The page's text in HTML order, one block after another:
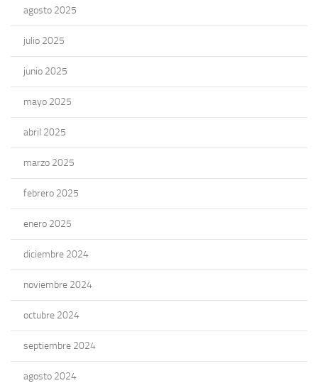
agosto 2025
julio 2025
junio 2025
mayo 2025
abril 2025
marzo 2025
febrero 2025
enero 2025
diciembre 2024
noviembre 2024
octubre 2024
septiembre 2024
agosto 2024